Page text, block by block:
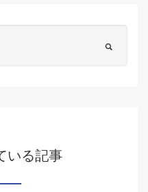
いる記事